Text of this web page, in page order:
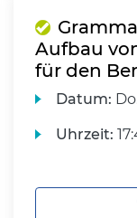
Aufbau
für den
Datum:
Uhrzeit: